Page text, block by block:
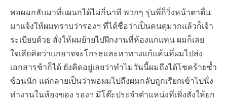
พอผมกลับมาที่แผนกได้ไม่กี่นาที พวกๆ รุ่นพี่ก็วิ่งหน้าตาตื่น
มาแจ้งให้ผมทราบว่ารองฯ ที่ได้ชื่อว่าเป็นคนดุมากแล้วก็เจ้า
ระเบียบด้วย สั่งให้ผมย้ายไปฝึกงานที่ห้องแกแทน ผมก็เลย
ใจเสียคิดว่าแกอาจจะโกรธและหาทางแก้แค้นที่ผมไปส่ง
เอกสารช้าก็ได้ ยังคิดอยู่เลยว่าทำไมวันนี้ผมถึงได้โชคร้ายซ้ำ
ซ้อนนัก แต่กลายเป็นว่าพอผมไปถึงผมกลับถูกเรียกเข้าไปนั่ง
ทำงานในห้องของ รองฯ มีโต๊ะประจำตำแหน่งที่เพิ่งสั่งให้ยก